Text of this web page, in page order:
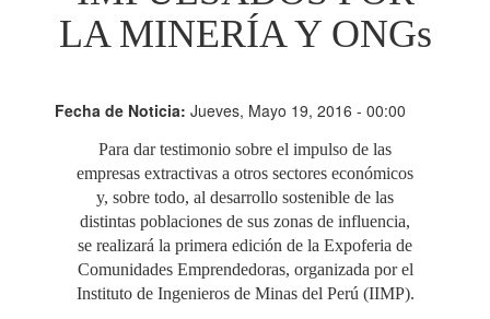
LA MINERÍA Y ONGs
Fecha de Noticia: Jueves, Mayo 19, 2016 - 00:00
Para dar testimonio sobre el impulso de las
empresas extractivas a otros sectores económicos
y, sobre todo, al desarrollo sostenible de las
distintas poblaciones de sus zonas de influencia,
se realizará la primera edición de la Expoferia de
Comunidades Emprendedoras, organizada por el
Instituto de Ingenieros de Minas del Perú (IIMP).